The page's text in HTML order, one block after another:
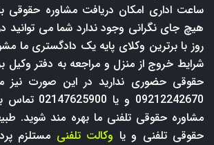
ساعت اداری امکان دریافت مشاوره حقوقی
هیچ جای نگرانی وجود ندارد شما می توانید
روز با برترین وکلای پایه یک دادگستری ما
شرایط خروج از منزل و مراجعه به دفتر وکیل
حقوقی حضوری ندارید در این صورت نیز
09212242670
مشاوره حقوقی تلفنی ما بهره مند شوید.
حقوقی تلفنی و یا وکالت تلفنی مستلزم